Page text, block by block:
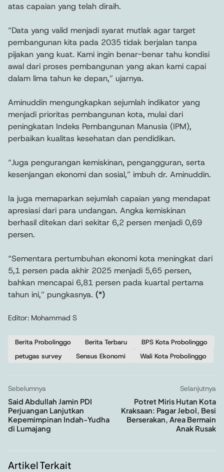
atas capaian yang telah diraih.
“Data yang valid menjadi syarat mutlak agar target
pembangunan kita pada 2035 tidak berjalan tanpa
pijakan yang kuat. Kami ingin benar-benar tahu kondisi
awal dari proses pembangunan yang akan kami capai
dalam lima tahun ke depan,” ujarnya.
Aminuddin mengungkapkan sejumlah indikator yang
menjadi prioritas pembangunan kota, mulai dari
peningkatan Indeks Pembangunan Manusia (IPM),
perbaikan kualitas kesehatan dan pendidikan.
“Juga pengurangan kemiskinan, pengangguran, serta
kesenjangan ekonomi dan sosial,” imbuh dr. Aminuddin.
Ia juga memaparkan sejumlah capaian yang mendapat
apresiasi dari para undangan. Angka kemiskinan
berhasil ditekan dari sekitar 6,2 persen menjadi 0,69
persen.
“Sementara pertumbuhan ekonomi kota meningkat dari
5,1 persen pada akhir 2025 menjadi 5,65 persen,
bahkan mencapai 6,81 persen pada kuartal pertama
tahun ini,” pungkasnya. (*)
Editor: Mohammad S
Berita Probolinggo Berita Terbaru
BPS Kota Probolinggo
petugas survey
Sensus Ekonomi Wali Kota Probolinggo
Sebelumnya
Said Abdullah Jamin PDI
Perjuangan Lanjutkan
Kepemimpinan Indah-Yudha
di Lumajang
Selanjutnya
Potret Miris Hutan Kota
Kraksaan: Pagar Jebol, Besi
Berserakan, Area Bermain
Anak Rusak
Artikel Terkait